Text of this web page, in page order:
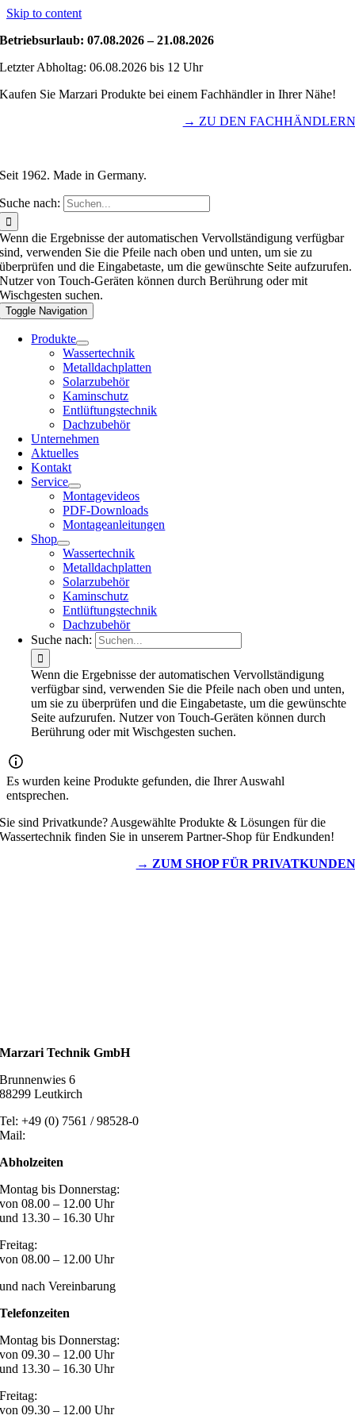
Skip to content
Betriebsurlaub: 07.08.2026 – 21.08.2026
Letzter Abholtag: 06.08.2026 bis 12 Uhr
Kaufen Sie Marzari Produkte bei einem Fachhändler in Ihrer Nähe!
→ ZU DEN FACHHÄNDLERN
Seit 1962. Made in Germany.
Suche nach:
Wenn die Ergebnisse der automatischen Vervollständigung verfügbar
sind, verwenden Sie die Pfeile nach oben und unten, um sie zu
überprüfen und die Eingabetaste, um die gewünschte Seite aufzurufen.
Nutzer von Touch-Geräten können durch Berührung oder mit
Wischgesten suchen.
Toggle Navigation
Produkte
Wassertechnik
Metalldachplatten
Solarzubehör
Kaminschutz
Entlüftungstechnik
Dachzubehör
Unternehmen
Aktuelles
Kontakt
Service
Montagevideos
PDF-Downloads
Montageanleitungen
Shop
Wassertechnik
Metalldachplatten
Solarzubehör
Kaminschutz
Entlüftungstechnik
Dachzubehör
Suche nach:
Wenn die Ergebnisse der automatischen Vervollständigung
verfügbar sind, verwenden Sie die Pfeile nach oben und unten,
um sie zu überprüfen und die Eingabetaste, um die gewünschte
Seite aufzurufen. Nutzer von Touch-Geräten können durch
Berührung oder mit Wischgesten suchen.
Es wurden keine Produkte gefunden, die Ihrer Auswahl
entsprechen.
Sie sind Privatkunde? Ausgewählte Produkte & Lösungen für die
Wassertechnik finden Sie in unserem Partner-Shop für Endkunden!
→ ZUM SHOP FÜR PRIVATKUNDEN
Marzari Technik GmbH
Brunnenwies 6
88299 Leutkirch
Tel: +49 (0) 7561 / 98528-0
Mail:
Abholzeiten
Montag bis Donnerstag:
von 08.00 – 12.00 Uhr
und 13.30 – 16.30 Uhr
Freitag:
von 08.00 – 12.00 Uhr
und nach Vereinbarung
Telefonzeiten
Montag bis Donnerstag:
von 09.30 – 12.00 Uhr
und 13.30 – 16.30 Uhr
Freitag:
von 09.30 – 12.00 Uhr